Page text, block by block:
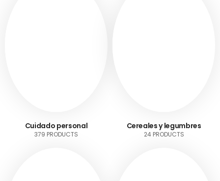
Cuidado personal
379 PRODUCTS
Cereales y legumbres
24 PRODUCTS